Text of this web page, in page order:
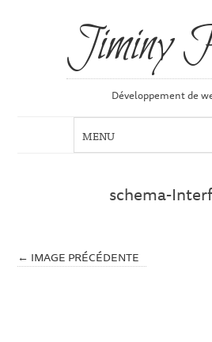
Jiminy
Développement de
schema-
← IMAGE PRÉCÉDENTE